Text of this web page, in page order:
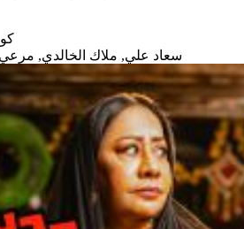
|
| سعاد علي, ملاك الخالدي,